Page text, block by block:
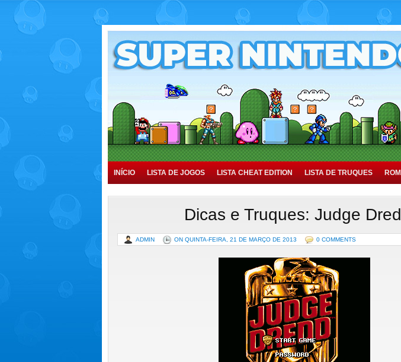
INÍCIO LISTA DE JOGOS LISTA CHEAT EDITION LISTA DE TRUQUES
TUTORIAIS HISTÓRIA
Dicas e Truques: Judge
ADMIN ON QUINTA-FEIRA, 21 DE MARÇO DE 2013 0 COMMENTS